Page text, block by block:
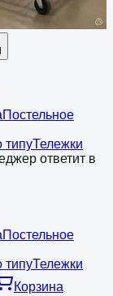
Постельное
типуТележки
ответит в
Постельное
типуТележки
Корзина